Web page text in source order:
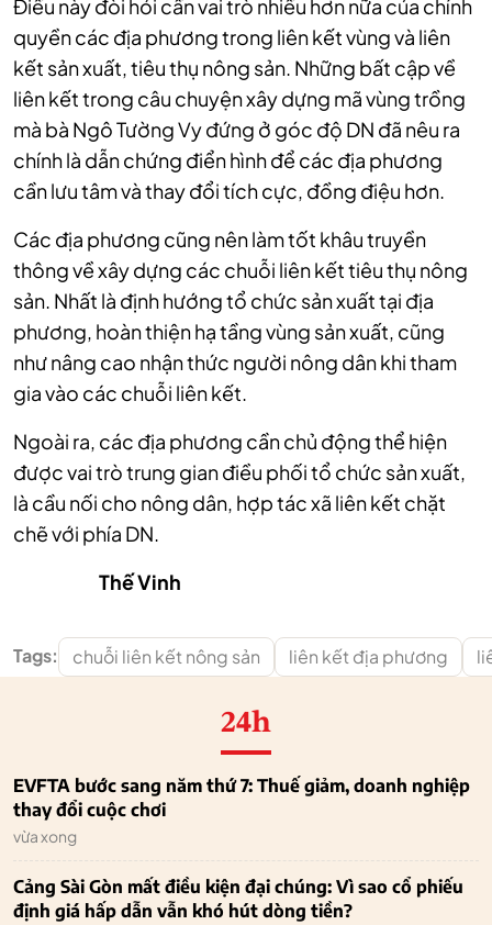
Điều này đòi hỏi cần vai trò nhiều hơn nữa của chính
quyền các địa phương trong liên kết vùng và liên
kết sản xuất, tiêu thụ nông sản. Những bất cập về
liên kết trong câu chuyện xây dựng mã vùng trồng
mà bà Ngô Tường Vy đứng ở góc độ DN đã nêu ra
chính là dẫn chứng điển hình để các địa phương
cần lưu tâm và thay đổi tích cực, đồng điệu hơn.
Các địa phương cũng nên làm tốt khâu truyền
thông về xây dựng các chuỗi liên kết tiêu thụ nông
sản. Nhất là định hướng tổ chức sản xuất tại địa
phương, hoàn thiện hạ tầng vùng sản xuất, cũng
như nâng cao nhận thức người nông dân khi tham
gia vào các chuỗi liên kết.
Ngoài ra, các địa phương cần chủ động thể hiện
được vai trò trung gian điều phối tổ chức sản xuất,
là cầu nối cho nông dân, hợp tác xã liên kết chặt
chẽ với phía DN.
Thế Vinh
Tags: chuỗi liên kết nông sản liên kết địa phương
24h
EVFTA bước sang năm thứ 7: Thuế giảm, doanh nghiệp
thay đổi cuộc chơi
vừa xong
Cảng Sài Gòn mất điều kiện đại chúng: Vì sao cổ phiếu
định giá hấp dẫn vẫn khó hút dòng tiền?